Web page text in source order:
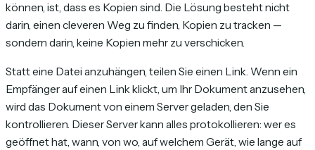
können, ist, dass es Kopien sind. Die Lösung besteht nicht
darin, einen cleveren Weg zu finden, Kopien zu tracken —
sondern darin, keine Kopien mehr zu verschicken.
Statt eine Datei anzuhängen, teilen Sie einen Link. Wenn ein
Empfänger auf einen Link klickt, um Ihr Dokument anzusehen,
wird das Dokument von einem Server geladen, den Sie
kontrollieren. Dieser Server kann alles protokollieren: wer es
geöffnet hat, wann, von wo, auf welchem Gerät, wie lange auf